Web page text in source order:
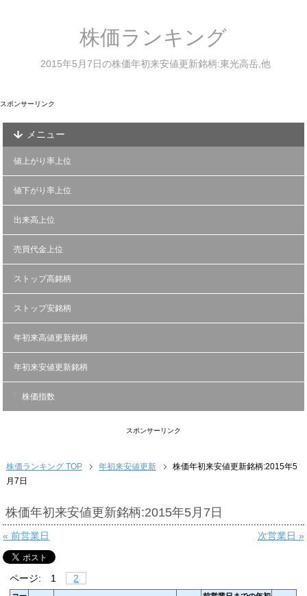
株価ランキング
2015年5月7日の株価年初来安値更新銘柄:東光高岳,他
スポンサーリンク
メニュー
値上がり率上位
値下がり率上位
出来高上位
売買代金上位
ストップ高銘柄
ストップ安銘柄
年初来高値更新銘柄
年初来安値更新銘柄
株価指数
スポンサーリンク
株価ランキング TOP 年初来安値更新
株価年初来安値更新銘柄:2015年5
月7日
株価年初来安値更新銘柄:2015年5月7日
« 前営業日 次営業日 »
ページ: 1 2